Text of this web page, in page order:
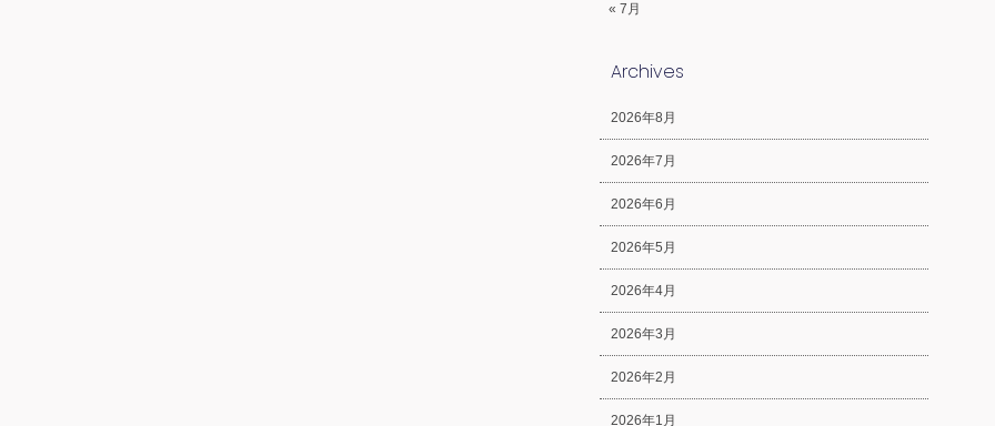
« 7月
Archives
2026年8月
2026年7月
2026年6月
2026年5月
2026年4月
2026年3月
2026年2月
2026年1月